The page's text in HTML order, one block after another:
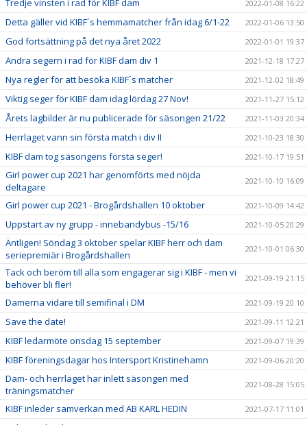
Tredje vinsten i rad för KIBF dam 2022-01-08 16:22
Detta gäller vid KIBF´s hemmamatcher från idag 6/1-22 2022-01-06 13:50
God fortsättning på det nya året 2022 2022-01-01 19:37
Andra segern i rad för KIBF dam div 1 2021-12-18 17:27
Nya regler för att besöka KIBF´s matcher 2021-12-02 18:49
Viktig seger för KIBF dam idag lördag 27 Nov! 2021-11-27 15:12
Årets lagbilder är nu publicerade för säsongen 21/22 2021-11-03 20:34
Herrlaget vann sin första match i div II 2021-10-23 18:30
KIBF dam tog säsongens första seger! 2021-10-17 19:51
Girl power cup 2021 har genomförts med nöjda
deltagare
2021-10-10 16:09
Girl power cup 2021 - Brogårdshallen 10 oktober 2021-10-09 14:42
Uppstart av ny grupp - innebandybus -15/16 2021-10-05 20:29
Äntligen! Söndag 3 oktober spelar KIBF herr och dam
seriepremiär i Brogårdshallen
2021-10-01 06:30
Tack och beröm till alla som engagerar sig i KIBF - men vi
behöver bli fler!
2021-09-19 21:15
Damerna vidare till semifinal i DM 2021-09-19 20:10
Save the date! 2021-09-11 12:21
KIBF ledarmöte onsdag 15 september 2021-09-07 19:39
KIBF föreningsdagar hos Intersport Kristinehamn 2021-09-06 20:20
Dam- och herrlaget har inlett säsongen med
träningsmatcher
2021-08-28 15:05
KIBF inleder samverkan med AB KARL HEDIN 2021-07-17 11:01